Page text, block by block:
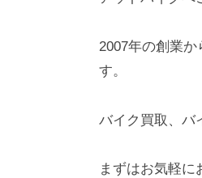
2007年の創業
す。
バイク買取、バ
まずはお気軽に